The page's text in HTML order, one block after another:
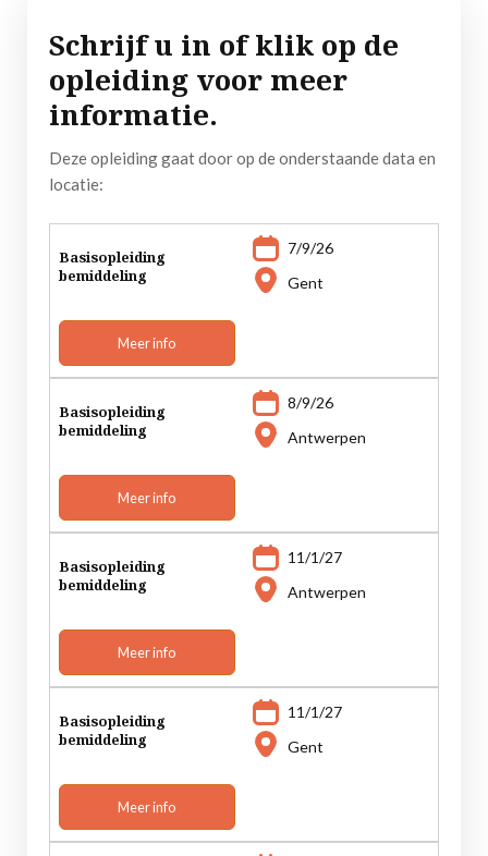
Schrijf u in of klik op de
opleiding voor meer
informatie.
Deze opleiding gaat door op de onderstaande data en
locatie:
7/9/26
Gent
Basisopleiding
bemiddeling
Meer info
8/9/26
Antwerpen
Basisopleiding
bemiddeling
Meer info
11/1/27
Antwerpen
Basisopleiding
bemiddeling
Meer info
11/1/27
Gent
Basisopleiding
bemiddeling
Meer info